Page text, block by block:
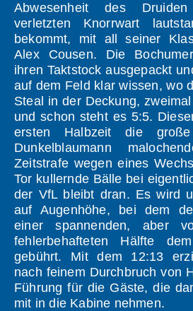
Abwesenheit des
verletzten Knorrwart
bekommt, mit all seiner
Alex Cousen. Die
ihren Taktstock ausgepackt
auf dem Feld klar wissen, wo
Steal in der Deckung,
und schon steht es 5:5.
ersten Halbzeit die
Dunkelblaumann
Zeitstrafe wegen eines
Tor kullernde Bälle bei
der VfL bleibt dran. Es wird
auf Augenhöhe, bei dem
einer spannenden, aber
fehlerbehafteten Hälfte
gebührt. Mit dem 12:13
nach feinem Durchbruch von
Führung für die Gäste, die
mit in die Kabine nehmen.